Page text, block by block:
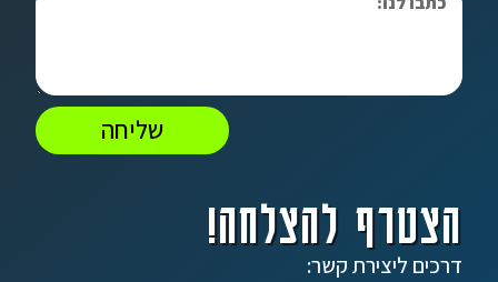
הצטרף להצלחה!
דרכים ליצירת קשר:
שליחה